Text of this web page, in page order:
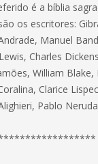
é a bíblia
os escritores:
Manuel
Charles
William Blake,
Clarice
Pablo